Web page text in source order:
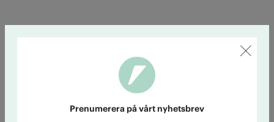
Prenumerera på vårt nyhetsbrev